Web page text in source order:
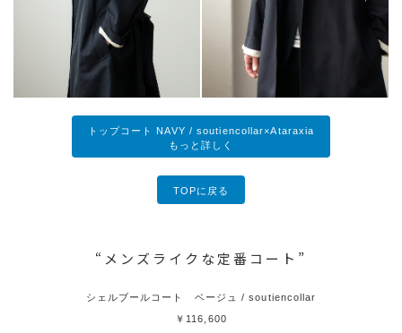
トップコート NAVY / soutiencollar×Ataraxia
もっと詳しく
TOPに戻る
“メンズライクな定番コート”
シェルブールコート ベージュ / soutiencollar
￥116,600